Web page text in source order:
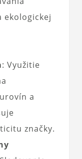
ekologickej
: Využitie
a
značky.